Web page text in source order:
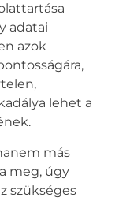
adatai
azok
lehet a
más
meg, úgy
szükséges